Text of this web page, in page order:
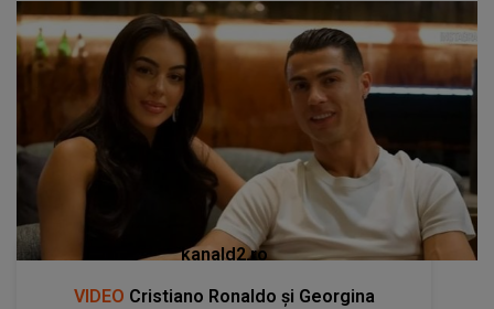
kanald2.ro
VIDEO Cristiano Ronaldo și Georgina